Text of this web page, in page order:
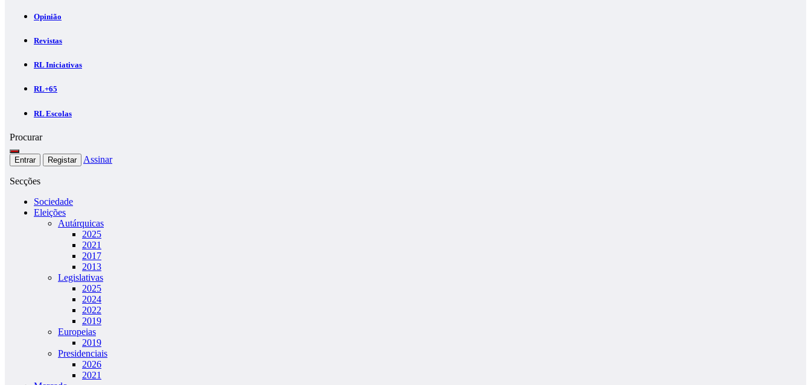
Opinião
Revistas
RL Iniciativas
RL+65
RL Escolas
Procurar
Entrar Registar Assinar
Secções
Sociedade
Eleições
Autárquicas
2025
2021
2017
2013
Legislativas
2025
2024
2022
2019
Europeias
2019
Presidenciais
2026
2021